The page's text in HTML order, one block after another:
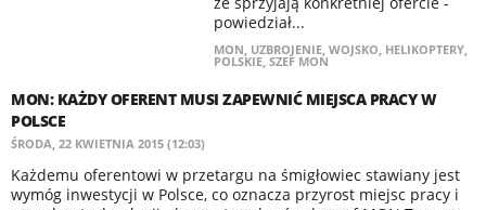
powiedział...
MON, UZBROJENIE, WOJSKO, HELIKOPTERY,
POLSKIE, SZEF MON
MON: KAŻDY OFERENT MUSI ZAPEWNIĆ MIEJSCA PRACY W
POLSCE
ŚRODA, 22 KWIETNIA 2015 (12:03)
Każdemu oferentowi w przetargu na śmigłowiec stawiany jest
wymóg inwestycji w Polsce, co oznacza przyrost miejsc pracy i